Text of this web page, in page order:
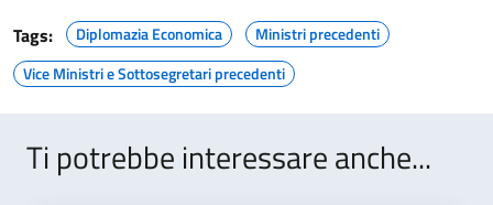
Tags:
Diplomazia Economica
Ministri precedenti
Vice Ministri e Sottosegretari precedenti
Ti potrebbe interessare anche...